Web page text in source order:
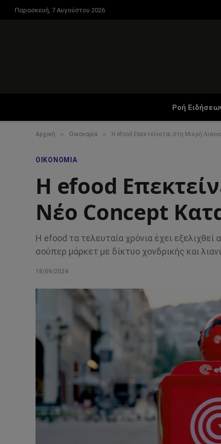
Παρασκευή, 7 Αυγούστου 2026
Ροή
Αρχική » Οικονομία » Η efood Επεκτείνεται στη Μικρή
ΟΙΚΟΝΟΜΊΑ
Η efood
Νέο Concept
Η efood τα τελευταία χρόνια έχει
σούπερ μάρκετ με δίκτυο χονδρικής και
18/09/2024